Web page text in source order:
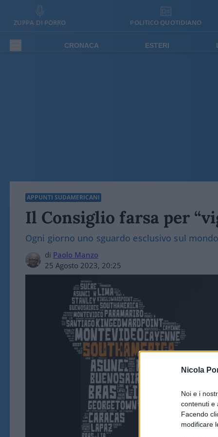
Nicola
Noi e i
contenuti e
Facendo
modificare
ZUPPA DI PORRO POLITICO QUOTIDIANO
CRONACA ESTERI
APPUNTI SUDAMERICANI
Il Consiglio farsa per
Ogni giorno uno sguardo esclusivo sul
di Paolo Manzo
25 Agosto 2023, 20:25